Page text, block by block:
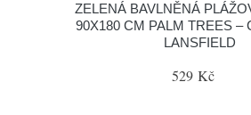
ZELENÁ BAVLNĚNÁ
90X180 CM PALM TREES –
LANSFIELD
529 Kč